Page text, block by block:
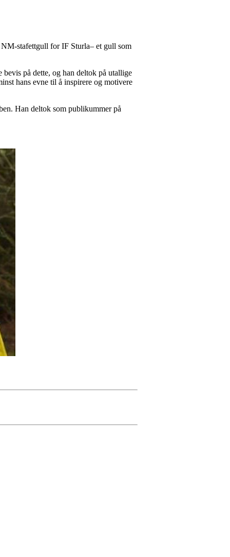
NM-stafettgull for IF Sturla– et gull som
bevis på dette, og han deltok på utallige
hans evne til å inspirere og motivere
Han deltok som publikummer på